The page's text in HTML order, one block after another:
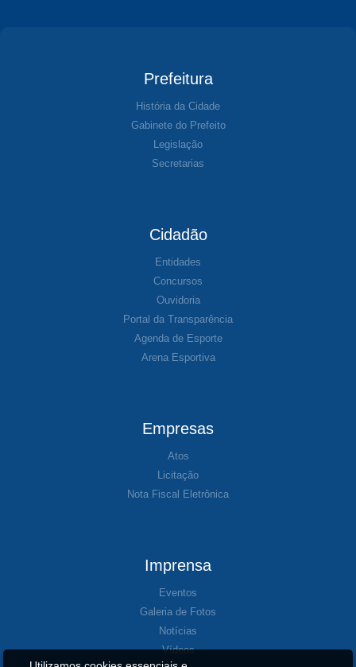
Prefeitura
História da Cidade
Gabinete do Prefeito
Legislação
Secretarias
Cidadão
Entidades
Concursos
Ouvidoria
Portal da Transparência
Agenda de Esporte
Arena Esportiva
Empresas
Atos
Licitação
Nota Fiscal Eletrônica
Imprensa
Eventos
Galeria de Fotos
Notícias
Vídeos